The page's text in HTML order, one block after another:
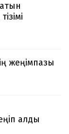
жеңімпазы
алды